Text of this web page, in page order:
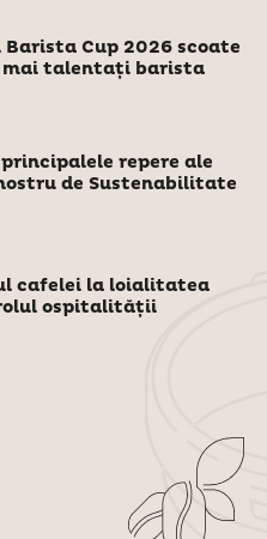
Cup 2026 scoate
mai talentați barista
repere ale
de Sustenabilitate
cafelei la loialitatea
ospitalității